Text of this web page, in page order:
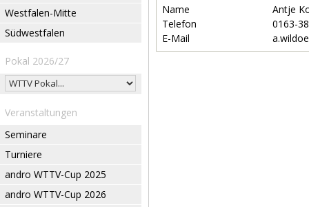
Westfalen-Mitte
Südwestfalen
Pokal 2026/27
Veranstaltungen
Seminare
Turniere
andro WTTV-Cup 2025
andro WTTV-Cup 2026
Name
Antje
Telefon
0163-
E-Mail